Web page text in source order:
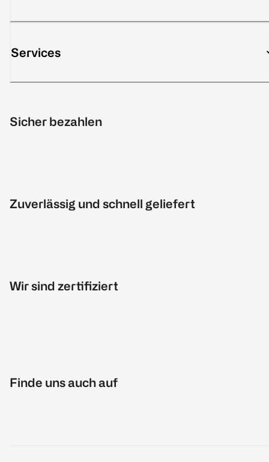
Services
Sicher bezahlen
Zuverlässig und schnell geliefert
Wir sind zertifiziert
Finde uns auch auf